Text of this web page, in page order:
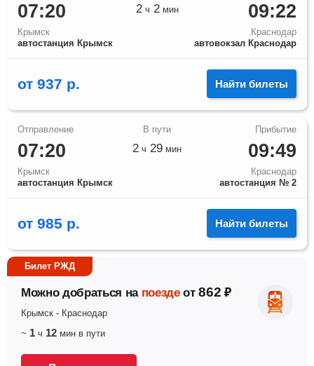
07:20
Крымск
автостанция Крымск
09:22
Краснодар
автовокзал Краснодар
2ч 2мин
от 937 р. Найти билеты
07:20
Крымск
автостанция Крымск
09:49
Краснодар
автостанция № 2
2 ч 29 мин
от 985 р. Найти билеты
Билет РЖД
Можно добраться на поезде от 862 ₽
Крымск - Краснодар
~ 1 ч 12 мин в пути